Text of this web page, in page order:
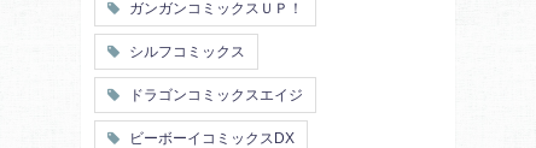
ガンガンコミックスＵＰ！
シルフコミックス
ドラゴンコミックスエイジ
ビーボーイコミックスDX